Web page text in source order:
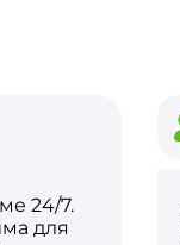
24/7.
для